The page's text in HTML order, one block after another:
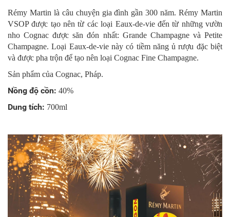
Rémy Martin là câu chuyện gia đình gần 300 năm. Rémy Martin
VSOP được tạo nên từ các loại Eaux-de-vie đến từ những vườn
nho Cognac được săn đón nhất: Grande Champagne và Petite
Champagne. Loại Eaux-de-vie này có tiềm năng ủ rượu đặc biệt
và được pha trộn để tạo nên loại Cognac Fine Champagne.
Sản phẩm của Cognac, Pháp.
Nồng độ cồn: 40%
Dung tích: 700ml